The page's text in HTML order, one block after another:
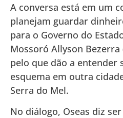
A conversa está em um
planejam guardar
para o Governo do
Mossoró Allyson
pelo que dão a entender
esquema em outra
Serra do Mel.
No diálogo, Oseas diz